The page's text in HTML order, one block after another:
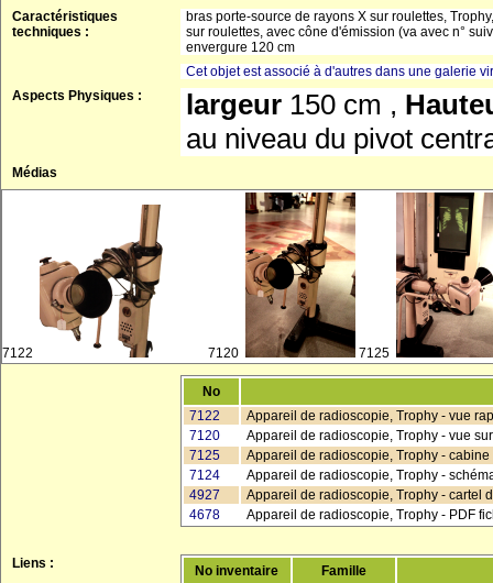
Caractéristiques
techniques :
bras porte-source de rayons X sur roulettes,
sur roulettes, avec cône d'émission (va avec n°
envergure 120 cm
Cet objet est associé à d'autres dans une galerie
Aspects Physiques :
largeur 150 cm ,
au niveau du pivot
Médias
7122 7120 7125
No
7122
Appareil de radioscopie, Trophy - vue
7120
Appareil de radioscopie, Trophy - vue
7125
Appareil de radioscopie, Trophy -
7124
Appareil de radioscopie, Trophy -
4927
Appareil de radioscopie, Trophy - cartel
4678
Appareil de radioscopie, Trophy - PDF
Liens : No inventaire
Famille